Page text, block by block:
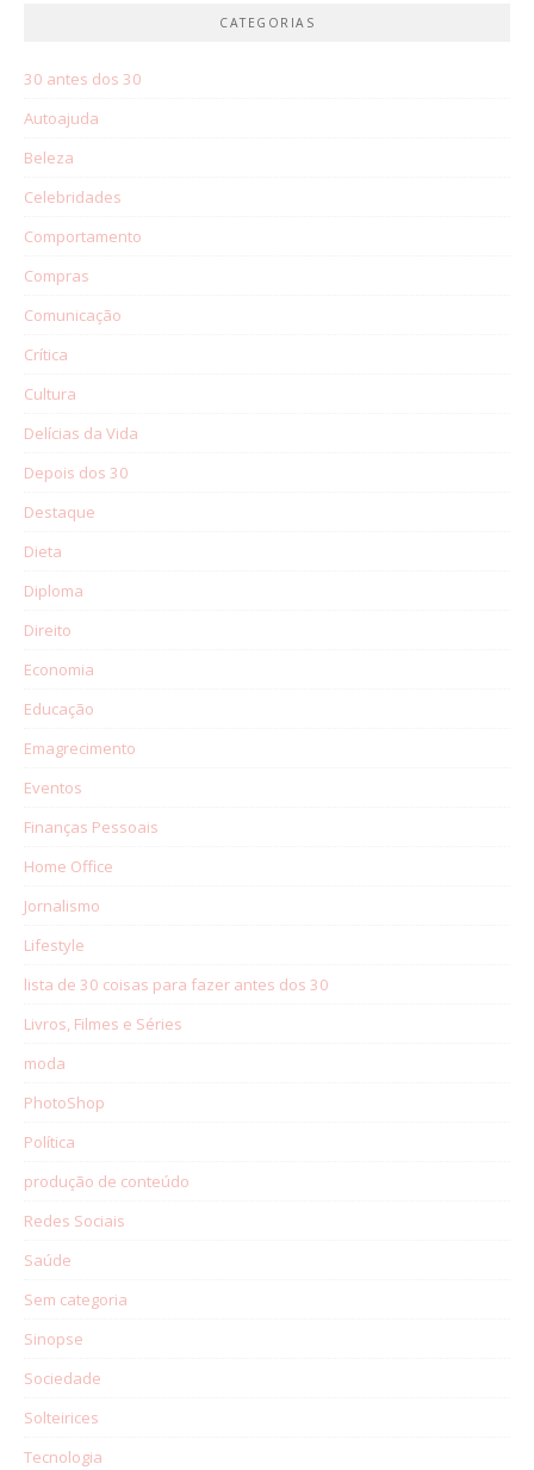
CATEGORIAS
30 antes dos 30
Autoajuda
Beleza
Celebridades
Comportamento
Compras
Comunicação
Crítica
Cultura
Delícias da Vida
Depois dos 30
Destaque
Dieta
Diploma
Direito
Economia
Educação
Emagrecimento
Eventos
Finanças Pessoais
Home Office
Jornalismo
Lifestyle
lista de 30 coisas para fazer antes dos 30
Livros, Filmes e Séries
moda
PhotoShop
Política
produção de conteúdo
Redes Sociais
Saúde
Sem categoria
Sinopse
Sociedade
Solteirices
Tecnologia